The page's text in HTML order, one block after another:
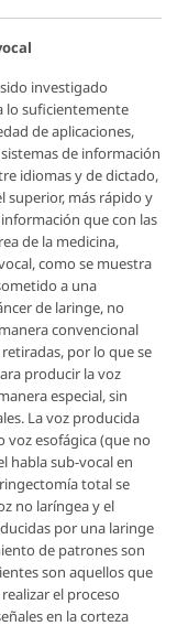
investigado
lo suficientemente
de aplicaciones,
de información
idiomas y de dictado,
superior, más rápido y
que con las
de la medicina,
como se muestra
a una
de laringe, no
convencional
por lo que se
producir la voz
especial, sin
La voz producida
voz esofágica (que no
habla sub-vocal en
total se
no laríngea y el
por una laringe
de patrones son
son aquellos que
el proceso
en la corteza